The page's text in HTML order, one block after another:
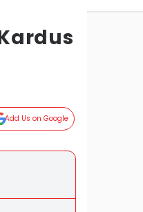
Add Us on Google